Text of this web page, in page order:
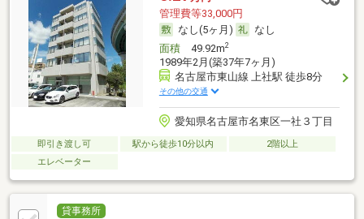
管理費等33,000円
なし(5ヶ月)
なし
面積49.92m2
1989年2月(築37年7ヶ月)
名古屋市東山線 上社駅 徒歩8分
その他の交通
愛知県名古屋市名東区一社３丁目
即引き渡し可 駅から徒歩10分以内
2階以上
エレベーター
貸事務所